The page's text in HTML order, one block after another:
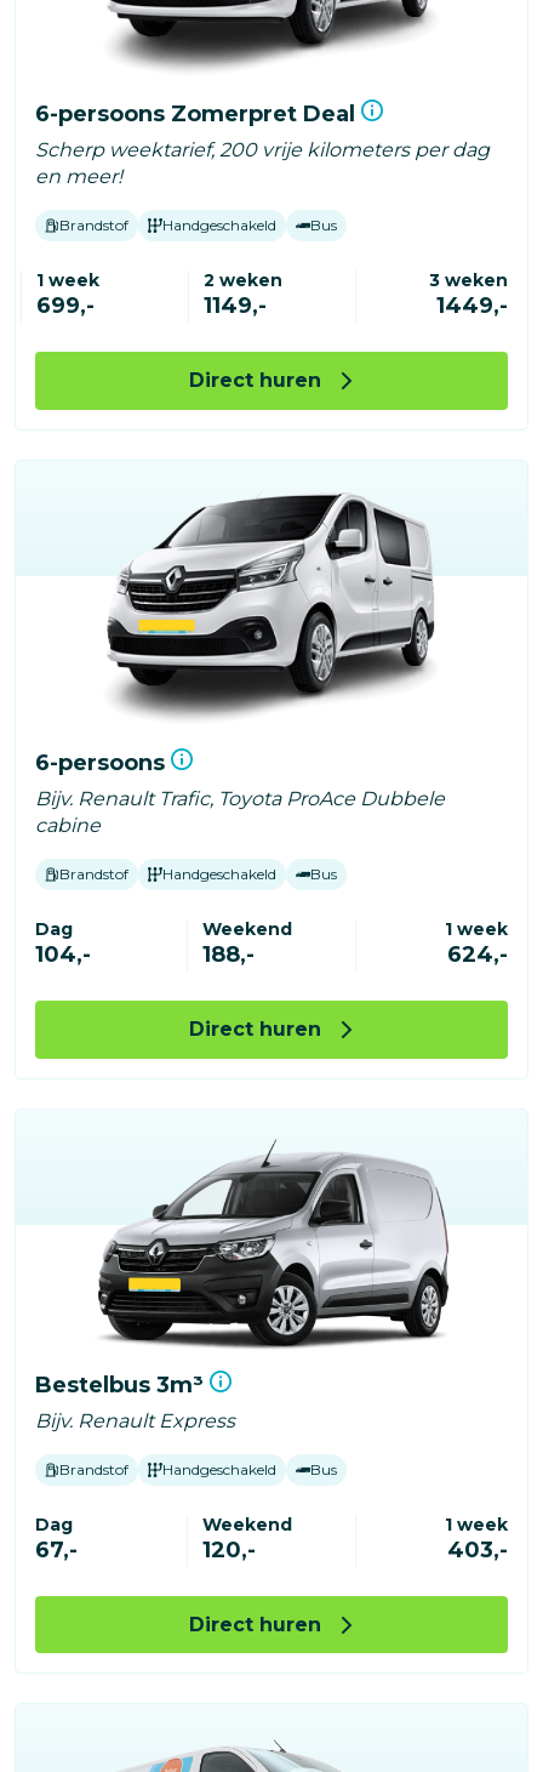
6-persoons Zomerpret Deal
Scherp weektarief, 200 vrije kilometers per dag
en meer!
Brandstof Handgeschakeld Bus
1 week
699,-
2 weken
1149,-
3 weken
1449,-
Direct huren
6-persoons
Bijv. Renault Trafic, Toyota ProAce Dubbele
cabine
Brandstof Handgeschakeld Bus
Dag
104,-
Weekend
188,-
1 week
624,-
Direct huren
Bestelbus 3m³
Bijv. Renault Express
Brandstof Handgeschakeld Bus
Dag
67,-
Weekend
120,-
1 week
403,-
Direct huren